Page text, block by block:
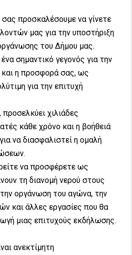
προσκαλέσουμε να γίνετε
μας για την υποστήριξη
του Δήμου μας.
σημαντικό γεγονός για την
και η προσφορά σας, ως
για την επιτυχή
χιλιάδες
κάθε χρόνο και η βοήθειά
να διασφαλιστεί η ομαλή
να προσφέρετε ως
τη διανομή νερού στους
οργάνωση του αγώνα, την
και άλλες εργασίες που θα
μιας επιτυχούς εκδήλωσης.
ανεκτίμητη